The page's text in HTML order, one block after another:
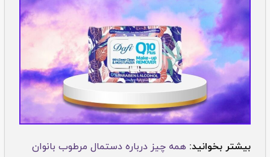
بیشتر بخوانید: همه چیز درباره دستمال مرطوب بانوان